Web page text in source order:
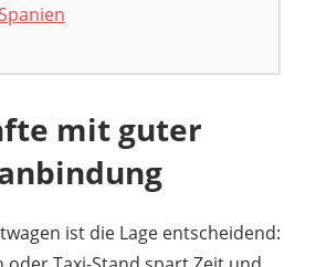
mit guter
ist die Lage entscheidend: